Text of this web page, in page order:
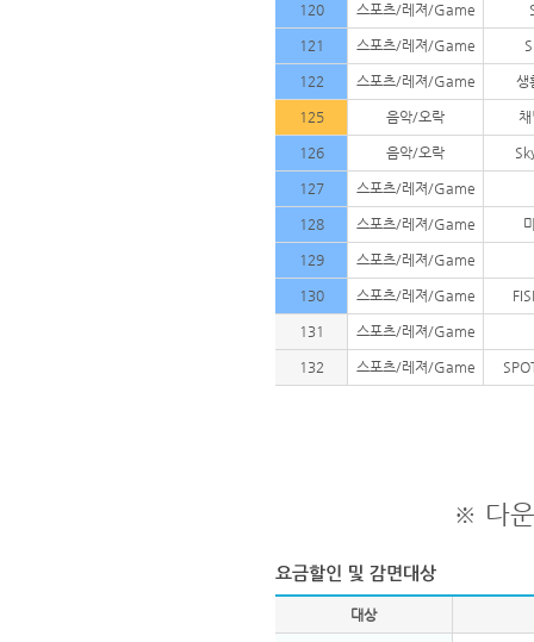
120 스포츠/레져/Game
121 스포츠/레져/Game
122 스포츠/레져/Game 생
125 음악/오락
126 음악/오락
127 스포츠/레져/Game
128 스포츠/레져/Game
129 스포츠/레져/Game
130 스포츠/레져/Game
131 스포츠/레져/Game
132 스포츠/레져/Game
※ 다
대상